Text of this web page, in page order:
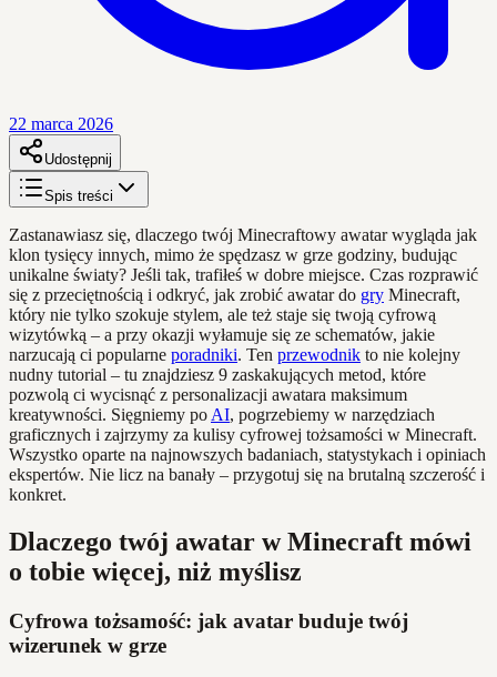
22 marca 2026
Udostępnij
Spis treści
Zastanawiasz się, dlaczego twój Minecraftowy awatar wygląda jak
klon tysięcy innych, mimo że spędzasz w grze godziny, budując
unikalne światy? Jeśli tak, trafiłeś w dobre miejsce. Czas rozprawić
się z przeciętnością i odkryć, jak zrobić awatar do gry Minecraft,
który nie tylko szokuje stylem, ale też staje się twoją cyfrową
wizytówką – a przy okazji wyłamuje się ze schematów, jakie
narzucają ci popularne poradniki. Ten przewodnik to nie kolejny
nudny tutorial – tu znajdziesz 9 zaskakujących metod, które
pozwolą ci wycisnąć z personalizacji awatara maksimum
kreatywności. Sięgniemy po AI, pogrzebiemy w narzędziach
graficznych i zajrzymy za kulisy cyfrowej tożsamości w Minecraft.
Wszystko oparte na najnowszych badaniach, statystykach i opiniach
ekspertów. Nie licz na banały – przygotuj się na brutalną szczerość i
konkret.
Dlaczego twój awatar w Minecraft mówi
o tobie więcej, niż myślisz
Cyfrowa tożsamość: jak avatar buduje twój
wizerunek w grze